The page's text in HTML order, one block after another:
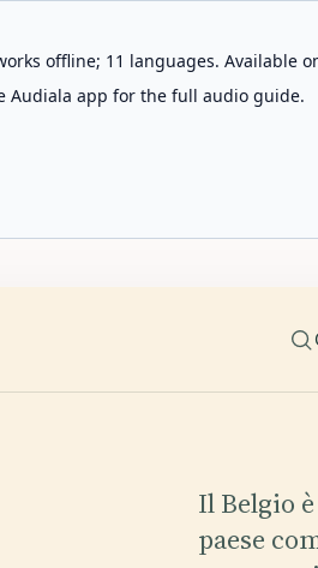
offline; 11 languages. Available
Audiala app for the full audio guide.
Il Belgio
paese